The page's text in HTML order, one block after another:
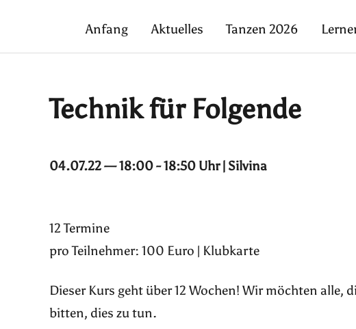
Anfang Aktuelles Tanzen 2026
Technik für Folgende
04.07.22 — 18:00 - 18:50 Uhr | Silvina
12 Termine
pro Teilnehmer: 100 Euro | Klubkarte
Dieser Kurs geht über 12 Wochen! Wir möchten alle,
bitten, dies zu tun.